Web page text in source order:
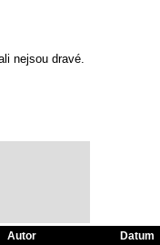
nejsou dravé.
Autor Datum